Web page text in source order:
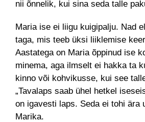
nii õnnelik, kui sina seda talle
Maria ise ei liigu kuigipalju. Nad
taga, mis teeb üksi liiklemise
Aastatega on Maria õppinud ise
minema, aga ilmselt ei hakka ta
kinno või kohvikusse, kui see
„Tavalaps saab ühel hetkel
on igavesti laps. Seda ei tohi ära
Marika.